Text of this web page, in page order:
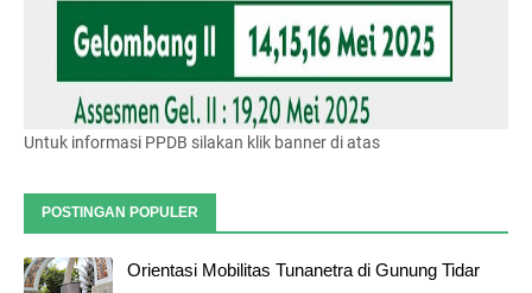
Untuk informasi PPDB silakan klik banner di atas
POSTINGAN POPULER
Orientasi Mobilitas Tunanetra di Gunung Tidar